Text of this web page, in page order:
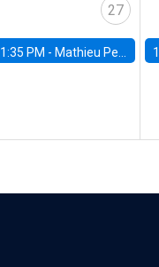
27
1:35 PM - Mathieu Pedemonte, IDB